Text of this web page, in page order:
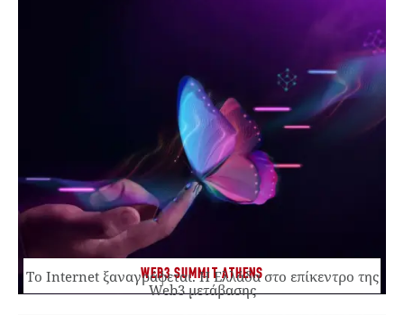
WEB3 SUMMIT ATHENS
Το Internet ξαναγράφεται. Η Ελλάδα στο επίκεντρο της
Web3 μετάβασης